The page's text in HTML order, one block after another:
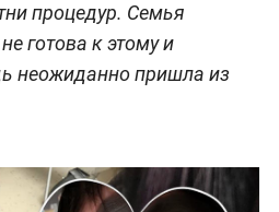
процедур. Семья
готова к этому и
неожиданно пришла из